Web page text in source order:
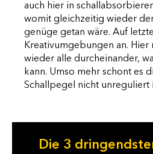
auch hier in
womit gleichzeitig wieder
genüge getan wäre. Auf
Kreativumgebungen an. Hier
wieder alle durcheinander,
kann. Umso mehr schont es
Schallpegel nicht unreguliert
Die 3